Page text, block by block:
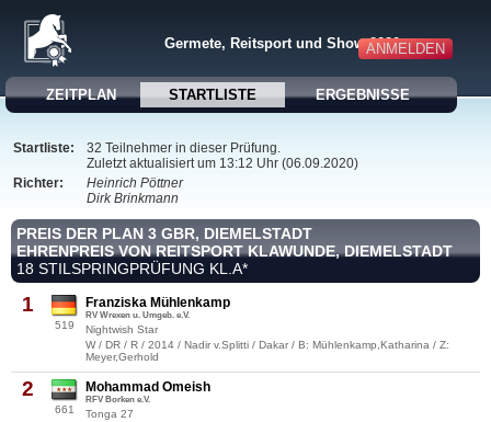
ANMELDEN
Germete, Reitsport und Show 2020
ZEITPLAN STARTLISTE ERGEBNISSE
Startliste:
32 Teilnehmer in dieser Prüfung.
Zuletzt aktualisiert um 13:12 Uhr (06.09.2020)
Richter:
Heinrich Pöttner
Dirk Brinkmann
PREIS DER PLAN 3 GBR, DIEMELSTADT
EHRENPREIS VON REITSPORT KLAWUNDE, DIEMELSTADT
18 STILSPRINGPRÜFUNG KL.A*
1
519
Franziska Mühlenkamp
RV Wrexen u. Umgeb. e.V.
Nightwish Star
W / DR / R / 2014 / Nadir v.Splitti / Dakar / B: Mühlenkamp,Katharina / Z:
Meyer,Gerhold
2
661
Mohammad Omeish
RFV Borken e.V.
Tonga 27